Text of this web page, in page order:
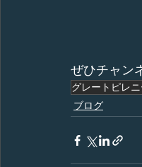
ぜひチャン
グレートピレ
ブログ